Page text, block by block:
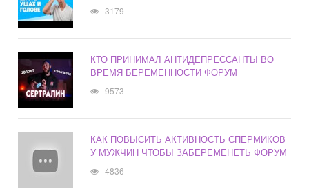
3179
КТО ПРИНИМАЛ АНТИДЕПРЕССАНТЫ ВО
ВРЕМЯ БЕРЕМЕННОСТИ ФОРУМ
9573
КАК ПОВЫСИТЬ АКТИВНОСТЬ СПЕРМИКОВ
У МУЖЧИН ЧТОБЫ ЗАБЕРЕМЕНЕТЬ ФОРУМ
4836